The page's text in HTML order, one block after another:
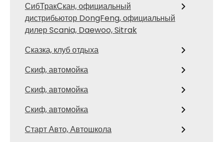
СибТракСкан, официальный
дистрибьютор DongFeng, официальный
дилер Scania, Daewoo, Sitrak
Сказка, клуб отдыха
Скиф, автомойка
Скиф, автомойка
Скиф, автомойка
Старт Авто, Автошкола